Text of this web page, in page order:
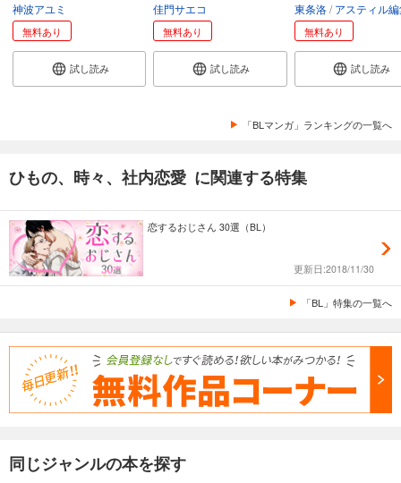
神波アユミ
無料あり
試し読み
佳門サエコ
無料あり
試し読み
東条洛 アスティル
無料あり
試し読み
「BLマンガ」ランキングの一覧へ
ひもの、時々、社内恋愛 に関連する特集
恋するおじさん 30選（BL）
更新日:2018/11/30
「BL」特集の一覧へ
同じジャンルの本を探す